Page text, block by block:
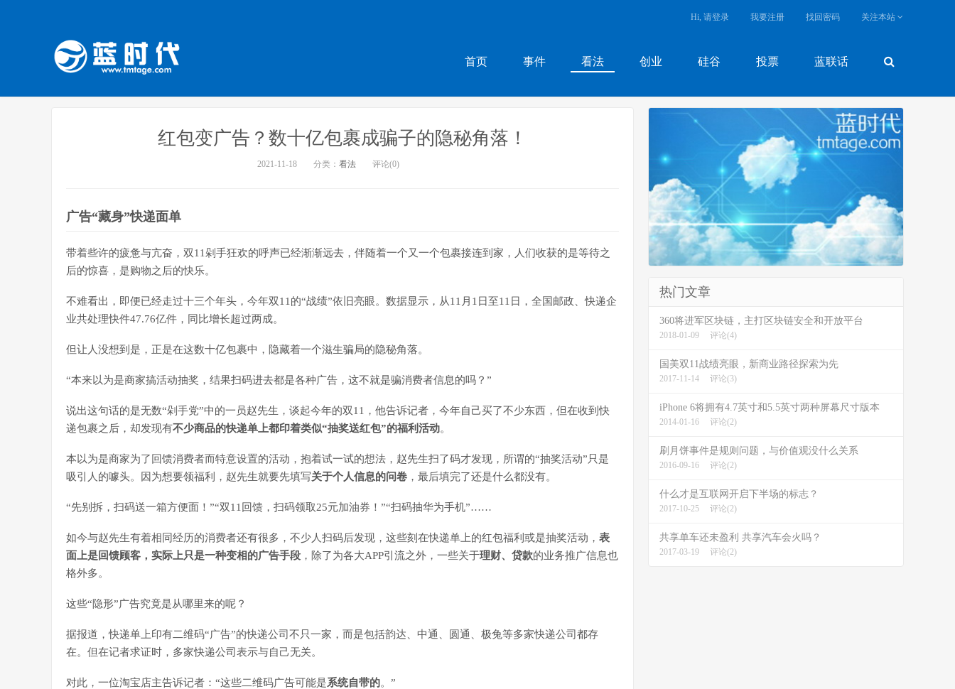
首页 事件 看法 创业 硅谷 投票 蓝联话
Hi, 请登录 我要注册 找回密码 关注本站
红包变广告？数十亿包裹成骗子的隐秘角落！
2021-11-18 分类： 看法 评论(0)
广告“藏身”快递面单
带着些许的疲惫与亢奋，双11剁手狂欢的呼声已经渐渐远去，伴随着一个又一个包裹接连到家，人们收获的是等待之
后的惊喜，是购物之后的快乐。
不难看出，即便已经走过十三个年头，今年双11的“战绩”依旧亮眼。数据显示，从11月1日至11日，全国邮政、快递企
业共处理快件47.76亿件，同比增长超过两成。
但让人没想到是，正是在这数十亿包裹中，隐藏着一个滋生骗局的隐秘角落。
“本来以为是商家搞活动抽奖，结果扫码进去都是各种广告，这不就是骗消费者信息的吗？”
说出这句话的是无数“剁手党”中的一员赵先生，谈起今年的双11，他告诉记者，今年自己买了不少东西，但在收到快
递包裹之后，却发现有不少商品的快递单上都印着类似“抽奖送红包”的福利活动。
本以为是商家为了回馈消费者而特意设置的活动，抱着试一试的想法，赵先生扫了码才发现，所谓的“抽奖活动”只是
吸引人的噱头。因为想要领福利，赵先生就要先填写关于个人信息的问卷 ，最后填完了还是什么都没有。
“先别拆，扫码送一箱方便面！”“双11回馈，扫码领取25元加油券！”“扫码抽华为手机”……
如今与赵先生有着相同经历的消费者还有很多，不少人扫码后发现，这些刻在快递单上的红包福利或是抽奖活动， 表
面上是回馈顾客，实际上只是一种变相的广告手段 ，除了为各大APP引流之外，一些关于理财、贷款的业务推广信息也
格外多。
这些“隐形”广告究竟是从哪里来的呢？
据报道，快递单上印有二维码“广告”的快递公司不只一家，而是包括韵达、中通、圆通、极兔等多家快递公司都存
在。但在记者求证时，多家快递公司表示与自己无关。
对此，一位淘宝店主告诉记者：“这些二维码广告可能是系统自带的。”
热门文章
360将进军区块链，主打区块链安全和开放平台
2018-01-09 评论(4)
国美双11战绩亮眼，新商业路径探索为先
2017-11-14 评论(3)
iPhone 6将拥有4.7英寸和5.5英寸两种屏幕尺寸版本
2014-01-16 评论(2)
刷月饼事件是规则问题，与价值观没什么关系
2016-09-16 评论(2)
什么才是互联网开启下半场的标志？
2017-10-25 评论(2)
共享单车还未盈利 共享汽车会火吗？
2017-03-19 评论(2)